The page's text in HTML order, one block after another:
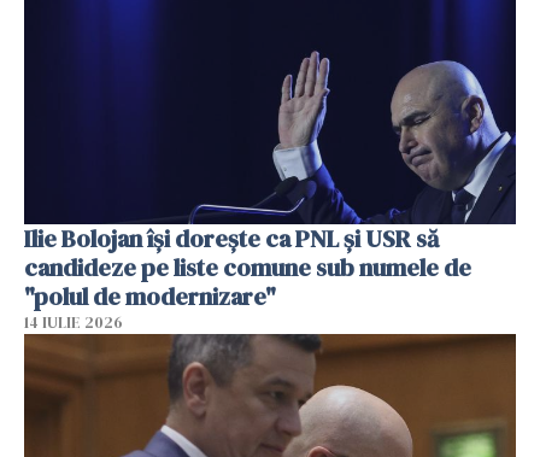
Ilie Bolojan își dorește ca PNL și USR să
candideze pe liste comune sub numele de
"polul de modernizare"
14 IULIE 2026